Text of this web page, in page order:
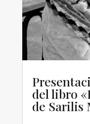
del libro
de Sarilis